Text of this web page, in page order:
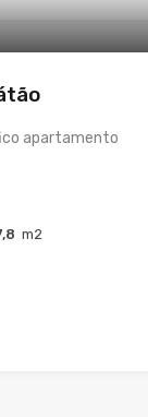
apartamento
m2